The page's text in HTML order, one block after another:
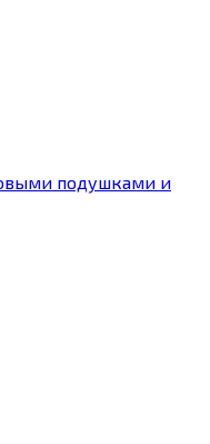
подушками и